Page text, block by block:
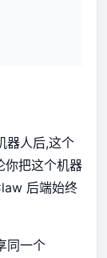
器人后,这个
你把这个机器
后端始终
同一个